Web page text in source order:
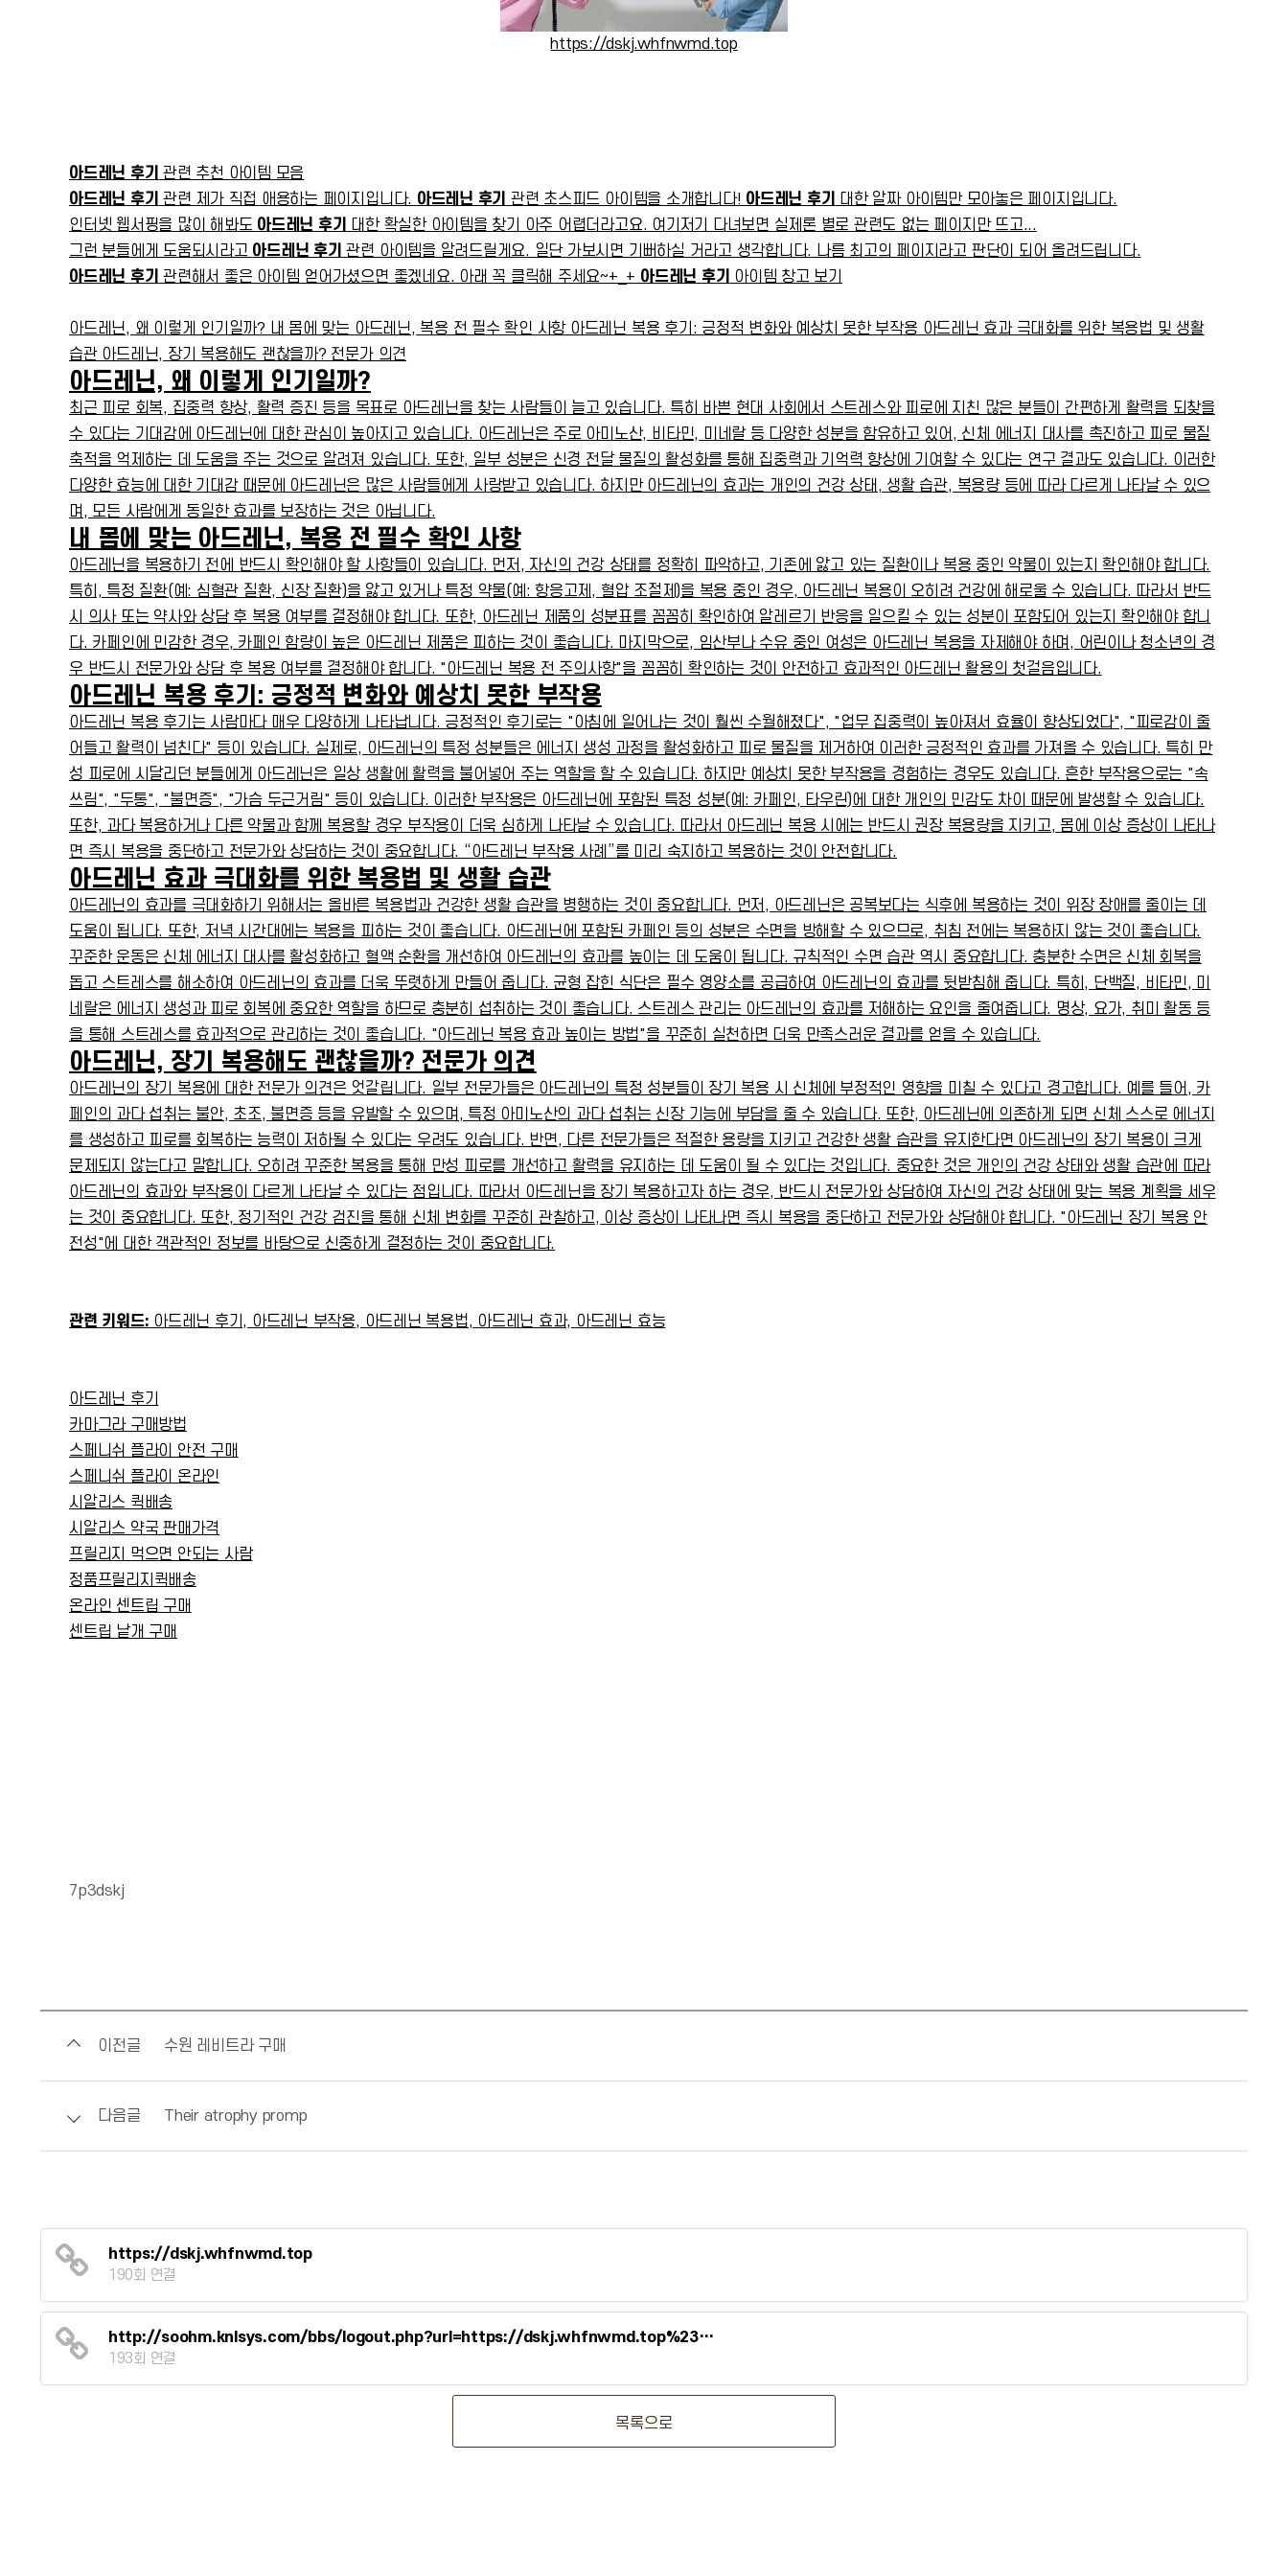
https://dskj.whfnwmd.top
아드레닌 후기 관련 추천 아이템 모음
아드레닌 후기 관련 제가 직접 애용하는 페이지입니다. 아드레닌 후기 관련 초스피드 아이템을 소개합니다! 아드레닌 후기
대한 알짜 아이템만 모아놓은 페이지입니다.
인터넷 웹서핑을 많이 해봐도 아드레닌 후기
대한 확실한 아이템을 찾기 아주 어렵더라고요. 여기저기 다녀보면 실제론 별로 관련도 없는 페이지만 뜨고...
그런 분들에게 도움되시라고 아드레닌 후기 관련 아이템을 알려드릴게요. 일단 가보시면 기뻐하실 거라고 생각합니다. 나름 최고의 페이지라고 판단이 되어 올려드립니다.
아드레닌 후기 관련해서 좋은 아이템 얻어가셨으면 좋겠네요. 아래 꼭 클릭해 주세요~+_+ 아드레닌 후기 아이템 창고 보기
아드레닌, 왜 이렇게 인기일까? 내 몸에 맞는 아드레닌, 복용 전 필수 확인 사항 아드레닌 복용 후기: 긍정적 변화와 예상치 못한 부작용 아드레닌 효과 극대화를 위한 복용법 및 생활
습관 아드레닌, 장기 복용해도 괜찮을까? 전문가 의견
아드레닌, 왜 이렇게 인기일까?
최근 피로 회복, 집중력 향상, 활력 증진 등을 목표로 아드레닌을 찾는 사람들이 늘고 있습니다. 특히 바쁜 현대 사회에서 스트레스와 피로에 지친 많은 분들이 간편하게 활력을 되찾을
수 있다는 기대감에 아드레닌에 대한 관심이 높아지고 있습니다. 아드레닌은 주로 아미노산, 비타민, 미네랄 등 다양한 성분을 함유하고 있어, 신체 에너지 대사를 촉진하고 피로 물질
축적을 억제하는 데 도움을 주는 것으로 알려져 있습니다. 또한, 일부 성분은 신경 전달 물질의 활성화를 통해 집중력과 기억력 향상에 기여할 수 있다는 연구 결과도 있습니다. 이러한
다양한 효능에 대한 기대감 때문에 아드레닌은 많은 사람들에게 사랑받고 있습니다. 하지만 아드레닌의 효과는 개인의 건강 상태, 생활 습관, 복용량 등에 따라 다르게 나타날 수 있으
며, 모든 사람에게 동일한 효과를 보장하는 것은 아닙니다.
내 몸에 맞는 아드레닌, 복용 전 필수 확인 사항
아드레닌을 복용하기 전에 반드시 확인해야 할 사항들이 있습니다. 먼저, 자신의 건강 상태를 정확히 파악하고, 기존에 앓고 있는 질환이나 복용 중인 약물이 있는지 확인해야 합니다.
특히, 특정 질환(예: 심혈관 질환, 신장 질환)을 앓고 있거나 특정 약물(예: 항응고제, 혈압 조절제)을 복용 중인 경우, 아드레닌 복용이 오히려 건강에 해로울 수 있습니다. 따라서 반드
시 의사 또는 약사와 상담 후 복용 여부를 결정해야 합니다. 또한, 아드레닌 제품의 성분표를 꼼꼼히 확인하여 알레르기 반응을 일으킬 수 있는 성분이 포함되어 있는지 확인해야 합니
다. 카페인에 민감한 경우, 카페인 함량이 높은 아드레닌 제품은 피하는 것이 좋습니다. 마지막으로, 임산부나 수유 중인 여성은 아드레닌 복용을 자제해야 하며, 어린이나 청소년의 경
우 반드시 전문가와 상담 후 복용 여부를 결정해야 합니다. "아드레닌 복용 전 주의사항"을 꼼꼼히 확인하는 것이 안전하고 효과적인 아드레닌 활용의 첫걸음입니다.
아드레닌 복용 후기: 긍정적 변화와 예상치 못한 부작용
아드레닌 복용 후기는 사람마다 매우 다양하게 나타납니다. 긍정적인 후기로는 "아침에 일어나는 것이 훨씬 수월해졌다", "업무 집중력이 높아져서 효율이 향상되었다", "피로감이 줄
어들고 활력이 넘친다" 등이 있습니다. 실제로, 아드레닌의 특정 성분들은 에너지 생성 과정을 활성화하고 피로 물질을 제거하여 이러한 긍정적인 효과를 가져올 수 있습니다. 특히 만
성 피로에 시달리던 분들에게 아드레닌은 일상 생활에 활력을 불어넣어 주는 역할을 할 수 있습니다. 하지만 예상치 못한 부작용을 경험하는 경우도 있습니다. 흔한 부작용으로는 "속
쓰림", "두통", "불면증", "가슴 두근거림" 등이 있습니다. 이러한 부작용은 아드레닌에 포함된 특정 성분(예: 카페인, 타우린)에 대한 개인의 민감도 차이 때문에 발생할 수 있습니다.
또한, 과다 복용하거나 다른 약물과 함께 복용할 경우 부작용이 더욱 심하게 나타날 수 있습니다. 따라서 아드레닌 복용 시에는 반드시 권장 복용량을 지키고, 몸에 이상 증상이 나타나
면 즉시 복용을 중단하고 전문가와 상담하는 것이 중요합니다. “아드레닌 부작용 사례”를 미리 숙지하고 복용하는 것이 안전합니다.
아드레닌 효과 극대화를 위한 복용법 및 생활 습관
아드레닌의 효과를 극대화하기 위해서는 올바른 복용법과 건강한 생활 습관을 병행하는 것이 중요합니다. 먼저, 아드레닌은 공복보다는 식후에 복용하는 것이 위장 장애를 줄이는 데
도움이 됩니다. 또한, 저녁 시간대에는 복용을 피하는 것이 좋습니다. 아드레닌에 포함된 카페인 등의 성분은 수면을 방해할 수 있으므로, 취침 전에는 복용하지 않는 것이 좋습니다.
꾸준한 운동은 신체 에너지 대사를 활성화하고 혈액 순환을 개선하여 아드레닌의 효과를 높이는 데 도움이 됩니다. 규칙적인 수면 습관 역시 중요합니다. 충분한 수면은 신체 회복을
돕고 스트레스를 해소하여 아드레닌의 효과를 더욱 뚜렷하게 만들어 줍니다. 균형 잡힌 식단은 필수 영양소를 공급하여 아드레닌의 효과를 뒷받침해 줍니다. 특히, 단백질, 비타민, 미
네랄은 에너지 생성과 피로 회복에 중요한 역할을 하므로 충분히 섭취하는 것이 좋습니다. 스트레스 관리는 아드레닌의 효과를 저해하는 요인을 줄여줍니다. 명상, 요가, 취미 활동 등
을 통해 스트레스를 효과적으로 관리하는 것이 좋습니다. "아드레닌 복용 효과 높이는 방법"을 꾸준히 실천하면 더욱 만족스러운 결과를 얻을 수 있습니다.
아드레닌, 장기 복용해도 괜찮을까? 전문가 의견
아드레닌의 장기 복용에 대한 전문가 의견은 엇갈립니다. 일부 전문가들은 아드레닌의 특정 성분들이 장기 복용 시 신체에 부정적인 영향을 미칠 수 있다고 경고합니다. 예를 들어, 카
페인의 과다 섭취는 불안, 초조, 불면증 등을 유발할 수 있으며, 특정 아미노산의 과다 섭취는 신장 기능에 부담을 줄 수 있습니다. 또한, 아드레닌에 의존하게 되면 신체 스스로 에너지
를 생성하고 피로를 회복하는 능력이 저하될 수 있다는 우려도 있습니다. 반면, 다른 전문가들은 적절한 용량을 지키고 건강한 생활 습관을 유지한다면 아드레닌의 장기 복용이 크게
문제되지 않는다고 말합니다. 오히려 꾸준한 복용을 통해 만성 피로를 개선하고 활력을 유지하는 데 도움이 될 수 있다는 것입니다. 중요한 것은 개인의 건강 상태와 생활 습관에 따라
아드레닌의 효과와 부작용이 다르게 나타날 수 있다는 점입니다. 따라서 아드레닌을 장기 복용하고자 하는 경우, 반드시 전문가와 상담하여 자신의 건강 상태에 맞는 복용 계획을 세우
는 것이 중요합니다. 또한, 정기적인 건강 검진을 통해 신체 변화를 꾸준히 관찰하고, 이상 증상이 나타나면 즉시 복용을 중단하고 전문가와 상담해야 합니다. "아드레닌 장기 복용 안
전성"에 대한 객관적인 정보를 바탕으로 신중하게 결정하는 것이 중요합니다.
관련 키워드: 아드레닌 후기, 아드레닌 부작용, 아드레닌 복용법, 아드레닌 효과, 아드레닌 효능
아드레닌 후기
카마그라 구매방법
스페니쉬 플라이 안전 구매
스페니쉬 플라이 온라인
시알리스 퀵배송
시알리스 약국 판매가격
프릴리지 먹으면 안되는 사람
정품프릴리지퀵배송
온라인 센트립 구매
센트립 낱개 구매
7p3dskj
이전글 수원 레비트라 구매
다음글 Their atrophy promp
https://dskj.whfnwmd.top
190회 연결
http://soohm.knlsys.com/bbs/logout.php?url=https://dskj.whfnwmd.top%23…
193회 연결
목록으로